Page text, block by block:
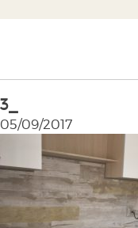
3_
05/09/2017